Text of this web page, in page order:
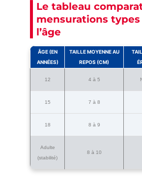
Le tableau
mensurations types
l’âge
ÂGE (EN
ANNÉES)
TAILLE MOYENNE AU
REPOS (CM)
12 4 à 5
15 7 à 8
18 8 à 9
Adulte
(stabilité)
8 à 10